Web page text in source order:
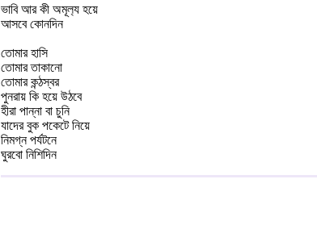
ভাবি আর কী অমূল‍্য হয়ে
আসবে কোনদিন
তোমার হাসি
তোমার তাকানো
তোমার কন্ঠস্বর
পুনরায় কি হয়ে উঠবে
হীরা পান্না বা চুনি
যাদের বুক পকেটে নিয়ে
নিমগ্ন পর্যটনে
ঘুরবো নিশিদিন